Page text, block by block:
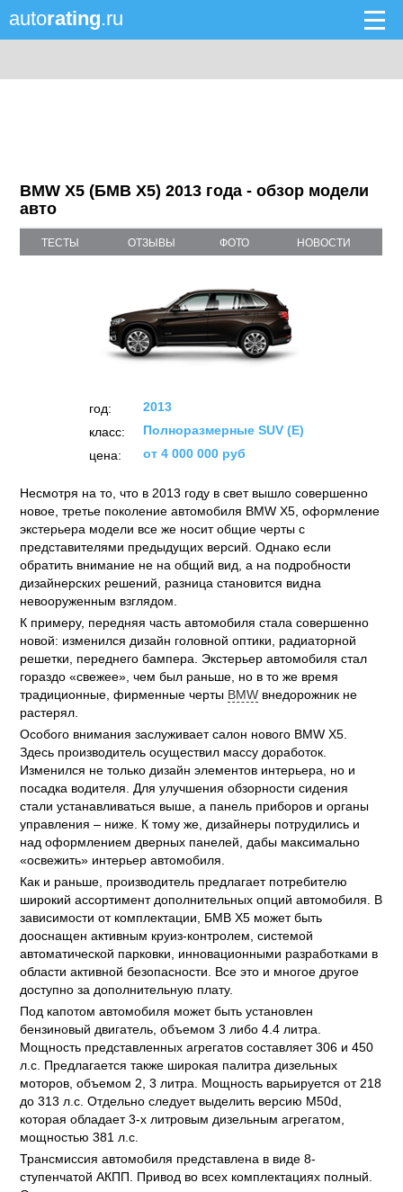
autorating.ru
BMW X5 (БМВ X5) 2013 года - обзор модели
авто
ТЕСТЫ ОТЗЫВЫ ФОТО НОВОСТИ
год:
2013
класс:
Полноразмерные SUV (E)
цена:
от 4 000 000 руб
Несмотря на то, что в 2013 году в свет вышло совершенно
новое, третье поколение автомобиля BMW X5, оформление
экстерьера модели все же носит общие черты с
представителями предыдущих версий. Однако если
обратить внимание не на общий вид, а на подробности
дизайнерских решений, разница становится видна
невооруженным взглядом.
К примеру, передняя часть автомобиля стала совершенно
новой: изменился дизайн головной оптики, радиаторной
решетки, переднего бампера. Экстерьер автомобиля стал
гораздо «свежее», чем был раньше, но в то же время
традиционные, фирменные черты BMW внедорожник не
растерял.
Особого внимания заслуживает салон нового BMW X5.
Здесь производитель осуществил массу доработок.
Изменился не только дизайн элементов интерьера, но и
посадка водителя. Для улучшения обзорности сидения
стали устанавливаться выше, а панель приборов и органы
управления – ниже. К тому же, дизайнеры потрудились и
над оформлением дверных панелей, дабы максимально
«освежить» интерьер автомобиля.
Как и раньше, производитель предлагает потребителю
широкий ассортимент дополнительных опций автомобиля. В
зависимости от комплектации, БМВ Х5 может быть
дооснащен активным круиз-контролем, системой
автоматической парковки, инновационными разработками в
области активной безопасности. Все это и многое другое
доступно за дополнительную плату.
Под капотом автомобиля может быть установлен
бензиновый двигатель, объемом 3 либо 4.4 литра.
Мощность представленных агрегатов составляет 306 и 450
л.с. Предлагается также широкая палитра дизельных
моторов, объемом 2, 3 литра. Мощность варьируется от 218
до 313 л.с. Отдельно следует выделить версию M50d,
которая обладает 3-х литровым дизельным агрегатом,
мощностью 381 л.с.
Трансмиссия автомобиля представлена в виде 8-
ступенчатой АКПП. Привод во всех комплектациях полный.